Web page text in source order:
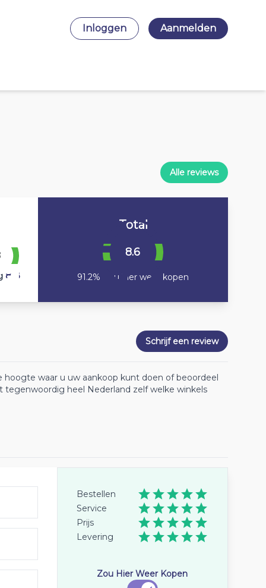
Inloggen Aanmelden
Alle reviews
8.8
Total
8.6
91.2% Zou hier weer kopen
Schrijf een review
hoogte waar u uw aankoop kunt doen of beoordeel
tegenwoordig heel Nederland zelf welke winkels
Bestellen
Service
Prijs
Levering
Zou Hier Weer Kopen